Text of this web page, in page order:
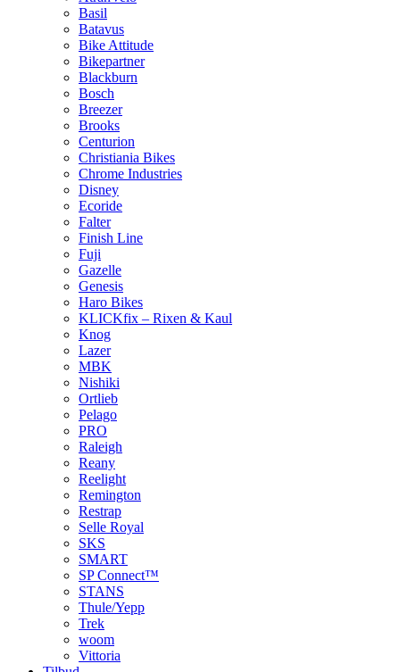
Basil
Batavus
Bike Attitude
Bikepartner
Blackburn
Bosch
Breezer
Brooks
Centurion
Christiania Bikes
Chrome Industries
Disney
Ecoride
Falter
Finish Line
Fuji
Gazelle
Genesis
Haro Bikes
KLICKfix – Rixen & Kaul
Knog
Lazer
MBK
Nishiki
Ortlieb
Pelago
PRO
Raleigh
Reany
Reelight
Remington
Restrap
Selle Royal
SKS
SMART
SP Connect™
STANS
Thule/Yepp
Trek
woom
Vittoria